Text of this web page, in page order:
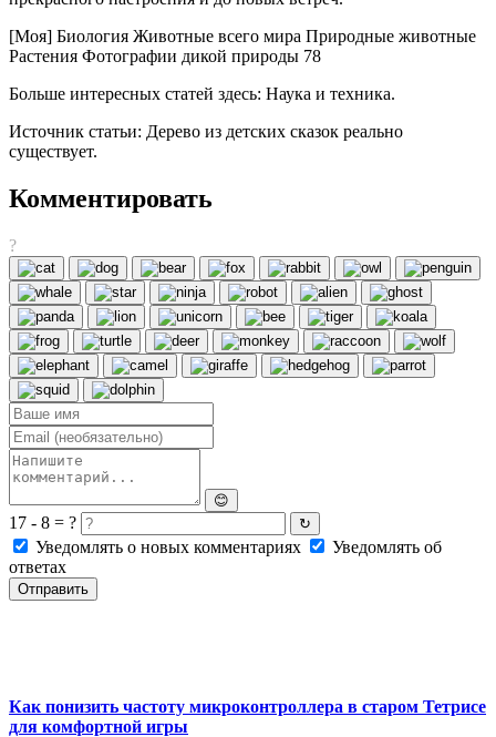
[Моя] Биология Животные всего мира Природные животные
Растения Фотографии дикой природы 78
Больше интересных статей здесь: Наука и техника.
Источник статьи: Дерево из детских сказок реально
существует.
Комментировать
?
😊
17 - 8 = ? ↻
Уведомлять о новых комментариях
Уведомлять об
ответах
Отправить
Как понизить частоту микроконтроллера в старом Тетрисе
для комфортной игры